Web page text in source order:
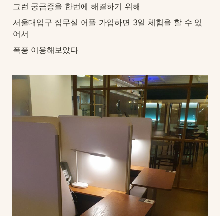
그런 궁금증을 한번에 해결하기 위해
서울대입구 집무실 어플 가입하면 3일 체험을 할 수 있
어서
폭풍 이용해보았다